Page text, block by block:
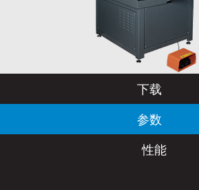
下载
参数
性能